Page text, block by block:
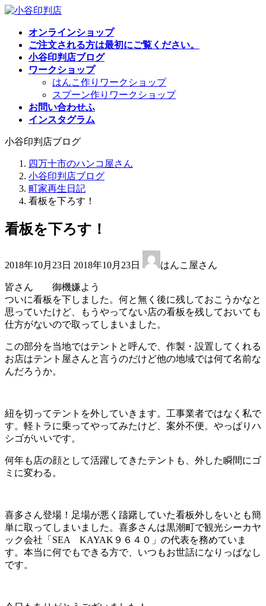
コ
ナ
オンラインショップ
ご注文される方は最初にご覧ください。
小谷印判店ブログ
ワークショップ
はんこ作りワークショップ
スプーン作りワークショップ
お問い合わせふ
インスタグラム
小谷印判店ブログ
四万十市のハンコ屋さん
小谷印判店ブログ
町家再生日記
看板を下ろす！
看板を下ろす！
2018年10月23日 終
更
新
日
時
:
2018年10月23日 はんこ屋さん
皆さん 御機嫌よう
ついに看板を下しました。何と無く後に残しておこうかなと
思っていたけど、もうやってない店の看板を残しておいても
仕方がないので取ってしまいました。
この部分を当地ではテントと呼んで、作製・設置してくれる
お店はテント屋さんと言うのだけど他の地域では何て名前な
んだろうか。
紐を切ってテントを外していきます。工事業者ではなく私で
す。軽トラに乗ってやってみたけど、案外不便。やっぱりハ
シゴがいいです。
何年も店の顔として活躍してきたテントも、外した瞬間にゴ
ミに変わる。
喜多さん登場！足場が悪く躊躇していた看板外しをいとも簡
単に取ってしまいました。喜多さんは黒潮町で観光シーカヤ
ック会社「SEA KAYAK９６４０」の代表を務めていま
す。本当に何でもできる方で、いつもお世話になりっぱなし
です。